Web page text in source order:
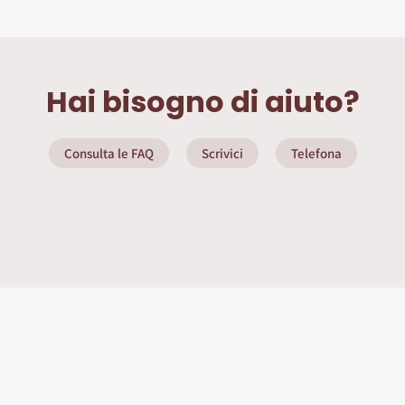
Hai bisogno di aiuto?
Consulta le FAQ Scrivici Telefona